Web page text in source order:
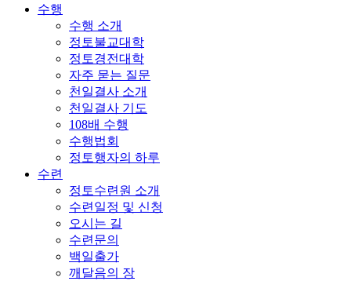
수행
수행 소개
정토불교대학
정토경전대학
자주 묻는 질문
천일결사 소개
천일결사 기도
108배 수행
수행법회
정토행자의 하루
수련
정토수련원 소개
수련일정 및 신청
오시는 길
수련문의
백일출가
깨달음의 장